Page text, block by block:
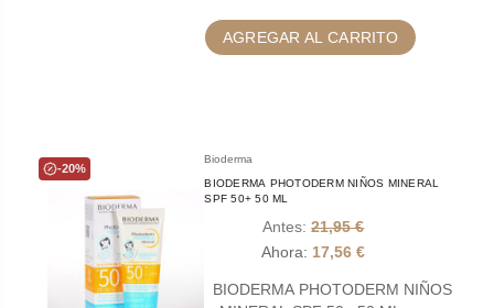
AGREGAR AL CARRITO
-20%
Bioderma
BIODERMA PHOTODERM NIÑOS MINERAL
SPF 50+ 50 ML
Antes: 21,95 €
Ahora: 17,56 €
BIODERMA PHOTODERM NIÑOS